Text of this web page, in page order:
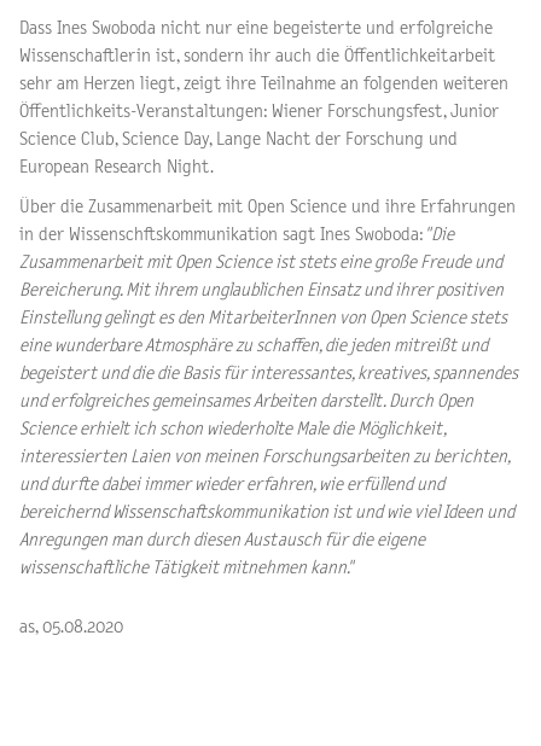
Dass Ines Swoboda nicht nur eine begeisterte und erfolgreiche
Wissenschaftlerin ist, sondern ihr auch die Öffentlichkeitarbeit
sehr am Herzen liegt, zeigt ihre Teilnahme an folgenden weiteren
Öffentlichkeits-Veranstaltungen: Wiener Forschungsfest, Junior
Science Club, Science Day, Lange Nacht der Forschung und
European Research Night.
Über die Zusammenarbeit mit Open Science und ihre Erfahrungen
in der Wissenschftskommunikation sagt Ines Swoboda: "Die
Zusammenarbeit mit Open Science ist stets eine große Freude und
Bereicherung. Mit ihrem unglaublichen Einsatz und ihrer positiven
Einstellung gelingt es den MitarbeiterInnen von Open Science stets
eine wunderbare Atmosphäre zu schaffen, die jeden mitreißt und
begeistert und die die Basis für interessantes, kreatives, spannendes
und erfolgreiches gemeinsames Arbeiten darstellt. Durch Open
Science erhielt ich schon wiederholte Male die Möglichkeit,
interessierten Laien von meinen Forschungsarbeiten zu berichten,
und durfte dabei immer wieder erfahren, wie erfüllend und
bereichernd Wissenschaftskommunikation ist und wie viel Ideen und
Anregungen man durch diesen Austausch für die eigene
wissenschaftliche Tätigkeit mitnehmen kann."
as, 05.08.2020